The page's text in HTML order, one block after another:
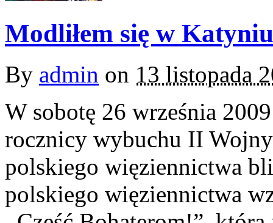
Modliłem się w Katyniu
By admin on 13 listopada
W sobotę 26 września
rocznicy wybuchu II
polskiego więziennictwa
polskiego więziennictwa